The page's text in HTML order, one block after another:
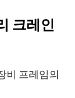
크레인
비 프레임의